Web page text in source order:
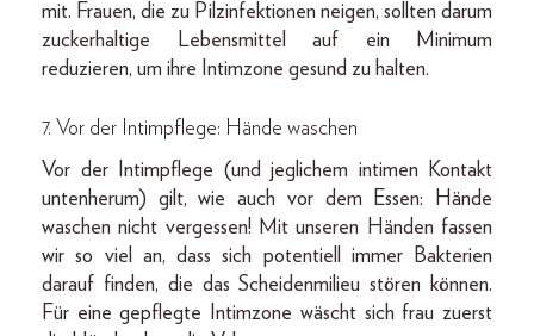
mit. Frauen, die zu Pilzinfektionen neigen, sollten darum
zuckerhaltige Lebensmittel auf ein Minimum
reduzieren, um ihre Intimzone gesund zu halten.
7. Vor der Intimpflege: Hände waschen
Vor der Intimpflege (und jeglichem intimen Kontakt
untenherum) gilt, wie auch vor dem Essen: Hände
waschen nicht vergessen! Mit unseren Händen fassen
wir so viel an, dass sich potentiell immer Bakterien
darauf finden, die das Scheidenmilieu stören können.
Für eine gepflegte Intimzone wäscht sich frau zuerst